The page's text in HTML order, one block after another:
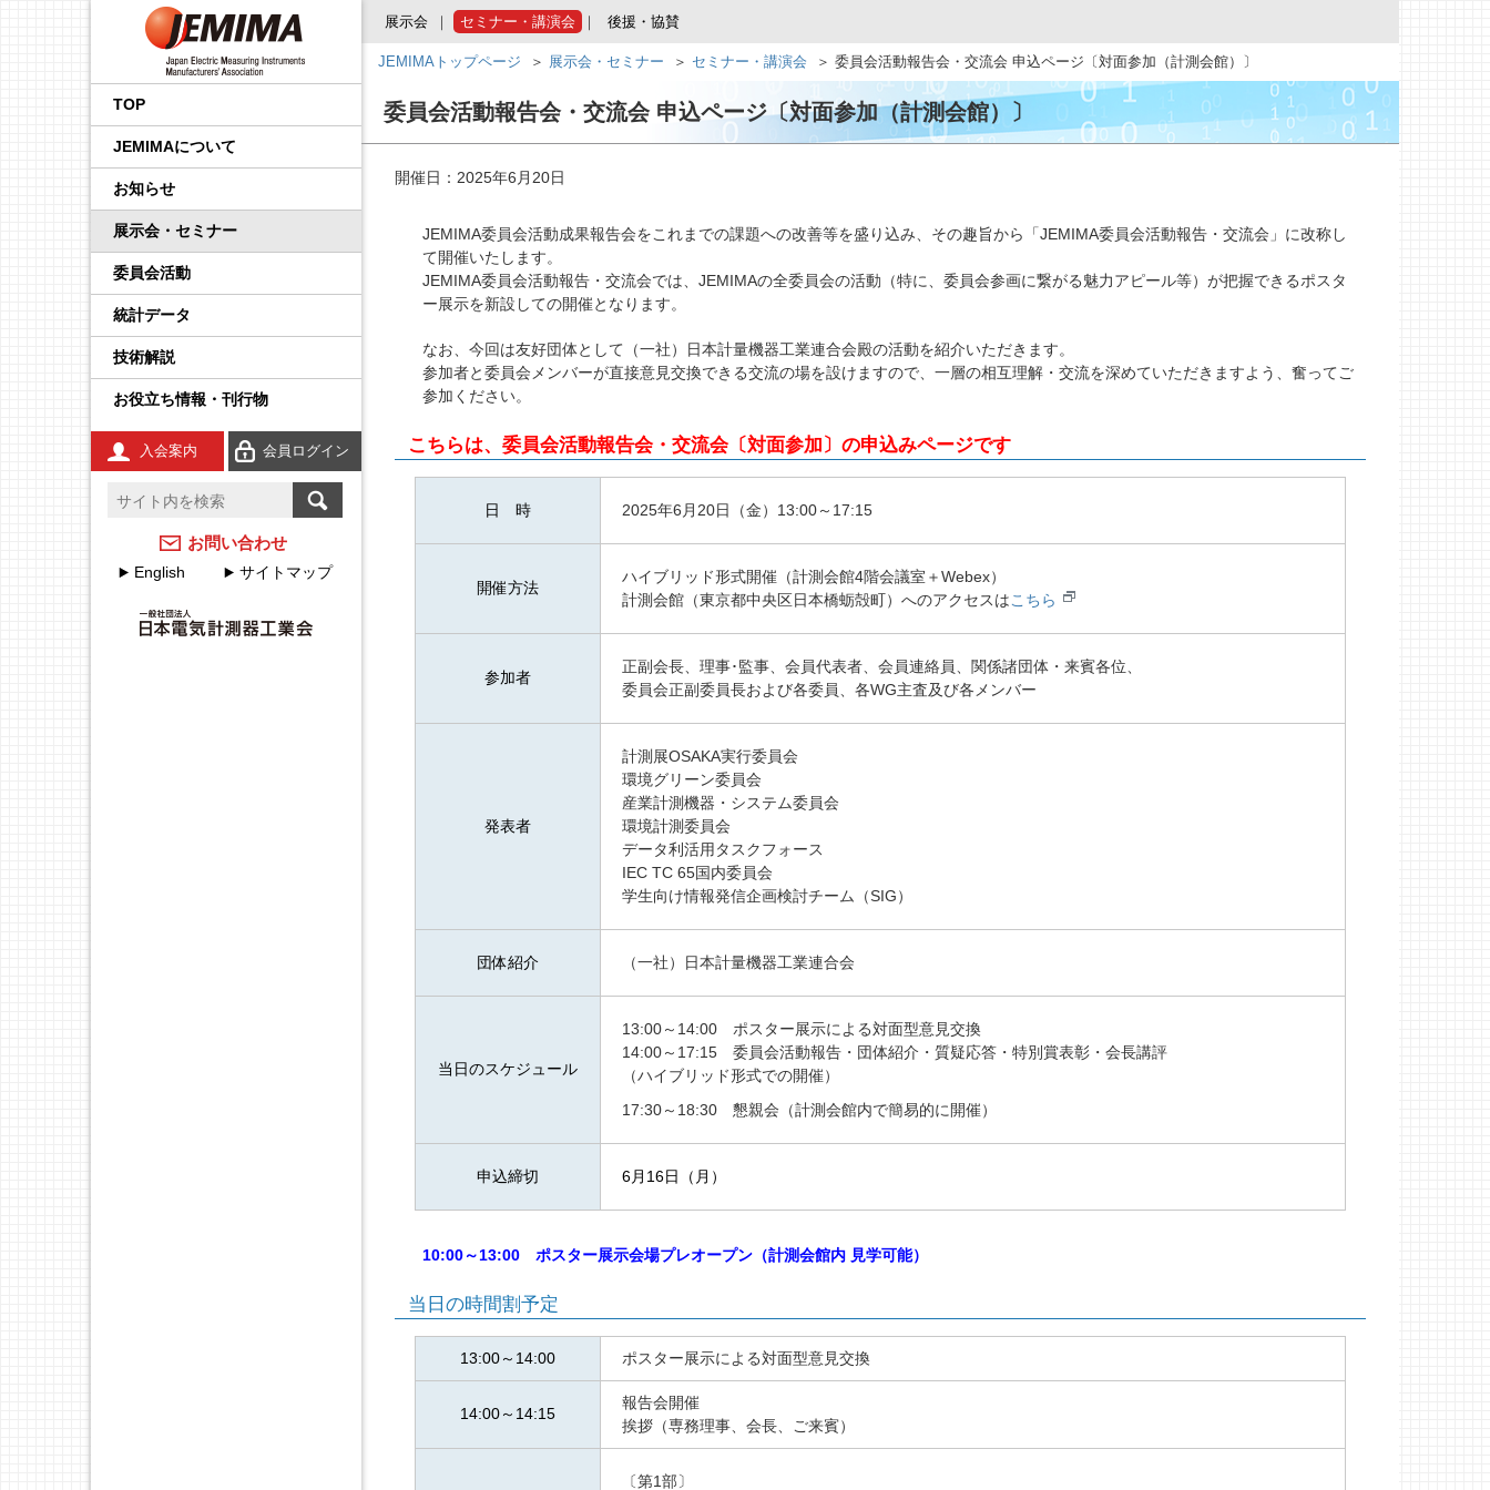
TOP
JEMIMAについて
会長挨拶
事業内容
国内外規制動向調査事業
国際標準化推進事業
技術開発テーマの探索事
広報事業
セミナー事業
会員一覧
品目から探す
役員一覧
定款・財務情報
ト
JEMIMA会報
アクセスマップ
後援・協賛の申請
JEMIMA会報への広告掲
載
JEMIMA主要行事（会員
お知らせ
プレスリリース
JEMIMAより
展示会・セミナー
展示会
セミナー・講演会
委員会活動
企画運営会議
IoT イノベーション推進委
基本機能部会
調査・統計委員会
広報委員会
IIFES推進WG
計測展 OSAKA 実行委員
会
製品安全・EMC委員会
輸出管理委員会
資材調達委員会
環境グリーン委員会
政策課題部会
エネルギー・イノベーシ
先端技術調査委員会
産業計測機器・システム
製品別部会
校正事業委員会
防爆計測委員会
電力量計委員会
電子測定器委員会
温度計測委員会
統計データ
技術解説
プロセス計測制御機器の
FA計測制御機器の技術解
説
電子応用計測ガイド
環境計測器の技術解説
放射線計測ガイド
工業用無線
安全計装システム（SIS）
温度計測のFAQ
お役立ち情報・刊行物
学生の皆さんへ
コンシェルジュ
JEMIMAのSDGsビジョン
刊行物
工業会規格
調査報告書
JCSSコーナー
JCSS（トレーサビリティ
JCSS（ISO/IEC 17025認
定）
よくある質問
登録事業者検索
JCSSに関する刊行物
JCSSリンク
JCSS連絡会のご案内
計測器メーカーのJCSS校
JEMIMAのJCSSの取組
JEMIMA JCSS校正サービ
IEC規格ドラフトの審議情
IEC概要
IEC TC一覧／IEC用語
動
入会案内
会員ログイン
お問い合わせ
English サイトマップ
展示会 セミナー・講演会 後援・協賛
JEMIMAトップページ 展示会・セミナー セミナー・講演会 委員会活動報告会・交流会 申込ページ〔対面参加（計測会館）〕
委員会活動報告会・交流会 申込ページ〔対面参加（計測会館）〕
開催日：2025年6月20日
JEMIMA委員会活動成果報告会をこれまでの課題への改善等を盛り込み、その趣旨から「JEMIMA委員会活動報告・交流会」に改称し
て開催いたします。
JEMIMA委員会活動報告・交流会では、JEMIMAの全委員会の活動（特に、委員会参画に繋がる魅力アピール等）が把握できるポスタ
ー展示を新設しての開催となります。
なお、今回は友好団体として（一社）日本計量機器工業連合会殿の活動を紹介いただきます。
参加者と委員会メンバーが直接意見交換できる交流の場を設けますので、一層の相互理解・交流を深めていただきますよう、奮ってご
参加ください。
こちらは、委員会活動報告会・交流会〔対面参加〕の申込みページです
日 時 2025年6月20日（金） 13:00～17:15
開催方法
ハイブリッド形式開催（計測会館4階会議室＋Webex）
計測会館（東京都中央区日本橋蛎殻町）へのアクセスはこちら
参加者
正副会長、理事･監事、会員代表者、会員連絡員、関係諸団体・来賓各位、
委員会正副委員長および各委員、各WG主査及び各メンバー
発表者
計測展OSAKA実行委員会
環境グリーン委員会
産業計測機器・システム委員会
環境計測委員会
データ利活用タスクフォース
IEC TC 65国内委員会
学生向け情報発信企画検討チーム（SIG）
団体紹介 （一社）日本計量機器工業連合会
当日のスケジュール
13:00～14:00 ポスター展示による対面型意見交換
14:00～17:15 委員会活動報告・団体紹介・質疑応答・特別賞表彰・会長講評
（ハイブリッド形式での開催）
17:30～18:30 懇親会（計測会館内で簡易的に開催）
申込締切 6月16日（月）
10:00～13:00 ポスター展示会場プレオープン（計測会館内 見学可能）
当日の時間割予定
13:00～14:00 ポスター展示による対面型意見交換
14:00～14:15
報告会開催
挨拶（専務理事、会長、ご来賓）
〔第1部〕